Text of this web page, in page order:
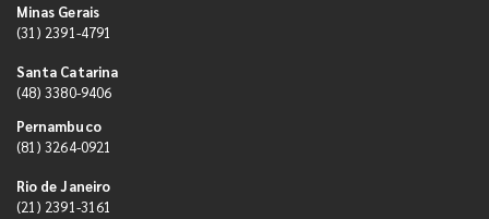
Minas Gerais
(31) 2391-4791
Santa Catarina
(48) 3380-9406
Pernambuco
(81) 3264-0921
Rio de Janeiro
(21) 2391-3161